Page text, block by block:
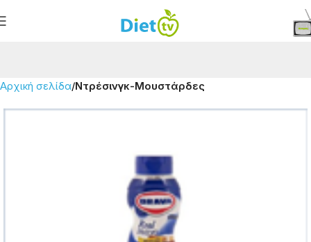
Αρχική σελίδα Ντρέσινγκ-Μουστάρδες